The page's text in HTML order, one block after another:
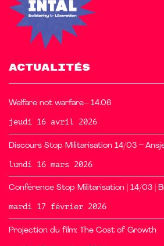
ACTUALITÉS
Welfare not warfare– 14.06
jeudi 16 avril 2026
Discours Stop Militarisation 14/03 –
lundi 16 mars 2026
Conférence Stop Militarisation | 14/03 |
mardi 17 février 2026
Projection du film: The Cost of Growth